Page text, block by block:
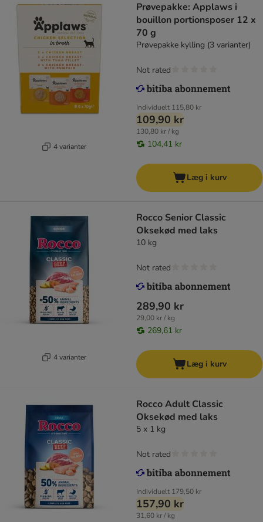
4 varianter
Prøvepakke: Applaws i
bouillon portionsposer 12 x
70 g
Prøvepakke kylling (3 varianter)
Individuelt 115,80 kr
109,90 kr
130,80 kr / kg
104,41 kr
Not rated
Læg i kurv
4 varianter
Rocco Senior Classic
Oksekød med laks
10 kg
289,90 kr
29,00 kr / kg
269,61 kr
Not rated
Læg i kurv
Rocco Adult Classic
Oksekød med laks
5 x 1 kg
Individuelt 179,50 kr
157,90 kr
31,60 kr / kg
Not rated